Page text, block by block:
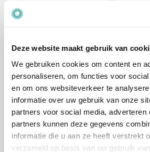
Deze website maakt gebruik van
We gebruiken cookies om content en
personaliseren, om functies voor
en om ons websiteverkeer te
informatie over uw gebruik van onze
partners voor social media, adverteren
partners kunnen deze gegevens
informatie die u aan ze heeft verstrekt
verzameld op basis van uw gebruik
Bestel
Frambozen Bavarois Mix
(125g) (Molen de Hoop)
€5.59 Inclusief BTW €